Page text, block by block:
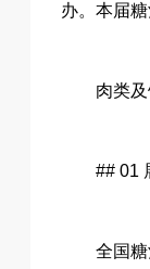
办。本届
肉类
## 01
全国